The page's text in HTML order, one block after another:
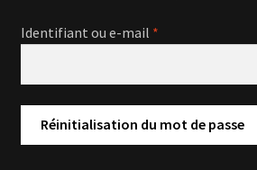
Identifiant ou e-mail *Obligatoire
Réinitialisation du mot de passe